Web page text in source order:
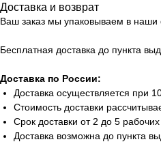
Доставка и возврат
Ваш заказ мы упаковываем в наши
Бесплатная доставка до пункта
Доставка по России:
Доставка осуществляется при
Стоимость доставки
Срок доставки от 2 до 5
Доставка возможна до пункта